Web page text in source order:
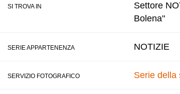
SI TROVA IN
Settore
Bolena"
SERIE APPARTENENZA NOTIZIE
SERVIZIO FOTOGRAFICO Serie della